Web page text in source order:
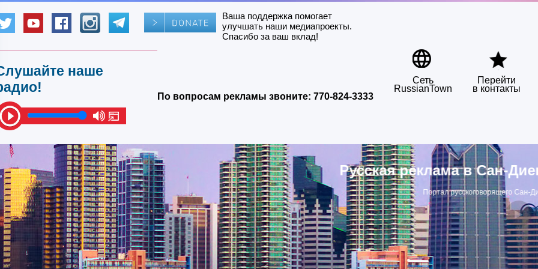
Ваша поддержка помогает
улучшать наши медиапроекты.
Спасибо за ваш вклад!
наше
По вопросам рекламы звоните: 770-824-3333
Сеть
RussianTown
Перейти
в контакты
Русская реклама в Сан-Диего
Портал русскоговорящего Сан-Диего
▶